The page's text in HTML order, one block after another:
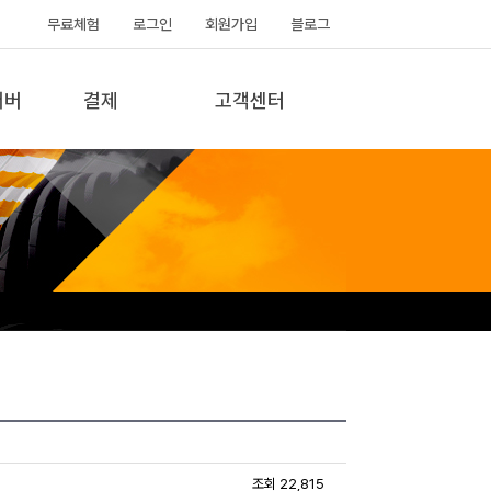
무료체험 로그인 회원가입 블로그
결제 고객센터
조회 22,815